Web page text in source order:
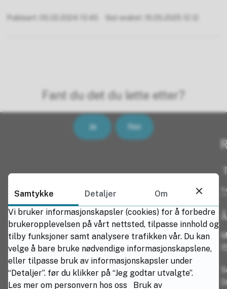
Publisert Sist endret
Fant du det du lette etter?
Ja Nei
Samtykke Detaljer
Om
Vi bruker informasjonskapsler (cookies) for å forbedre
brukeropplevelsen på vårt nettsted, tilpasse innhold og
tilby funksjoner samt analysere trafikken vår. Du kan
velge å bare bruke nødvendige informasjonskapslene,
eller tilpasse bruk av informasjonskapsler under
“Detaljer”. før du klikker på “Jeg godtar utvalgte”.
Les mer om personvern hos oss
Bruk av